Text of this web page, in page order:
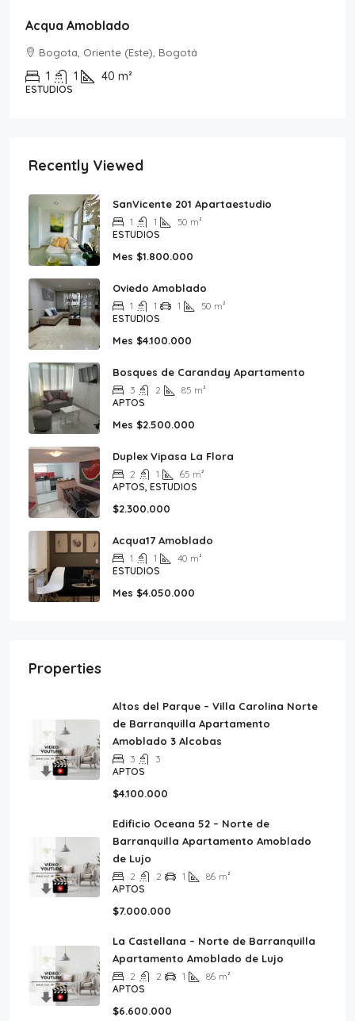
Acqua Amoblado
Bogota, Oriente (Este), Bogotá
1 1 40 m²
ESTUDIOS
Recently Viewed
SanVicente 201 Apartaestudio
1 1 50 m²
ESTUDIOS
Mes $1.800.000
Oviedo Amoblado
1 1 1 50 m²
ESTUDIOS
Mes $4.100.000
Bosques de Caranday Apartamento
3 2 85 m²
APTOS
Mes $2.500.000
Duplex Vipasa La Flora
2 1 65 m²
APTOS, ESTUDIOS
$2.300.000
Acqua17 Amoblado
1 1 40 m²
ESTUDIOS
Mes $4.050.000
Properties
Altos del Parque – Villa Carolina Norte
de Barranquilla Apartamento
Amoblado 3 Alcobas
3
3
APTOS
$4.100.000
Edificio Oceana 52 – Norte de
Barranquilla Apartamento Amoblado
de Lujo
2 2 1 86 m²
APTOS
$7.000.000
La Castellana – Norte de Barranquilla
Apartamento Amoblado de Lujo
2 2 1 86 m²
APTOS
$6.600.000